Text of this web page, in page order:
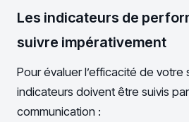
Les indicateurs de
suivre impérativement
Pour évaluer l’efficacité de votre
indicateurs doivent être suivis
communication :